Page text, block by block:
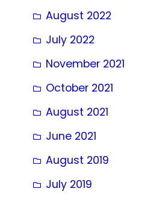
August 2022
July 2022
November 2021
October 2021
August 2021
June 2021
August 2019
July 2019